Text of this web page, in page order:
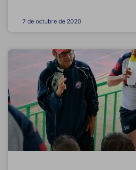
7 de octubre de 2020